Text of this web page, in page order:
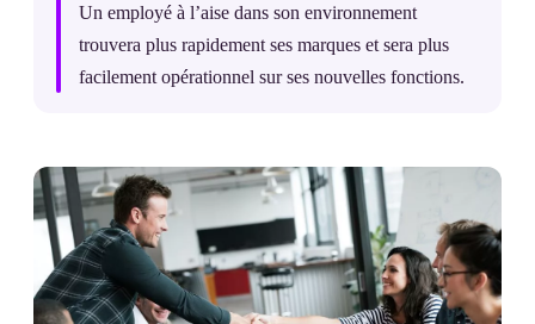
Un employé à l’aise dans son environnement
trouvera plus rapidement ses marques et sera plus
facilement opérationnel sur ses nouvelles fonctions.